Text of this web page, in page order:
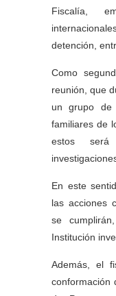
Fiscalía,
detención,
Como
reunión, que
un grupo de
familiares de
estos
En este
las acciones
se
Institución
Además, el
conformación